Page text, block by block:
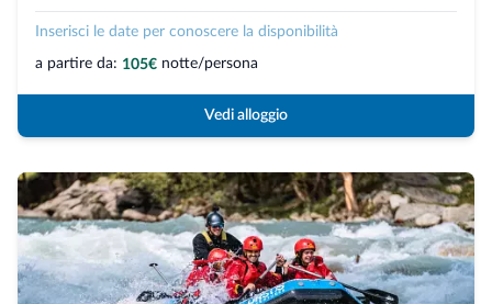
Inserisci le date per conoscere la disponibilità
a partire da: 105€ notte/persona
Vedi alloggio